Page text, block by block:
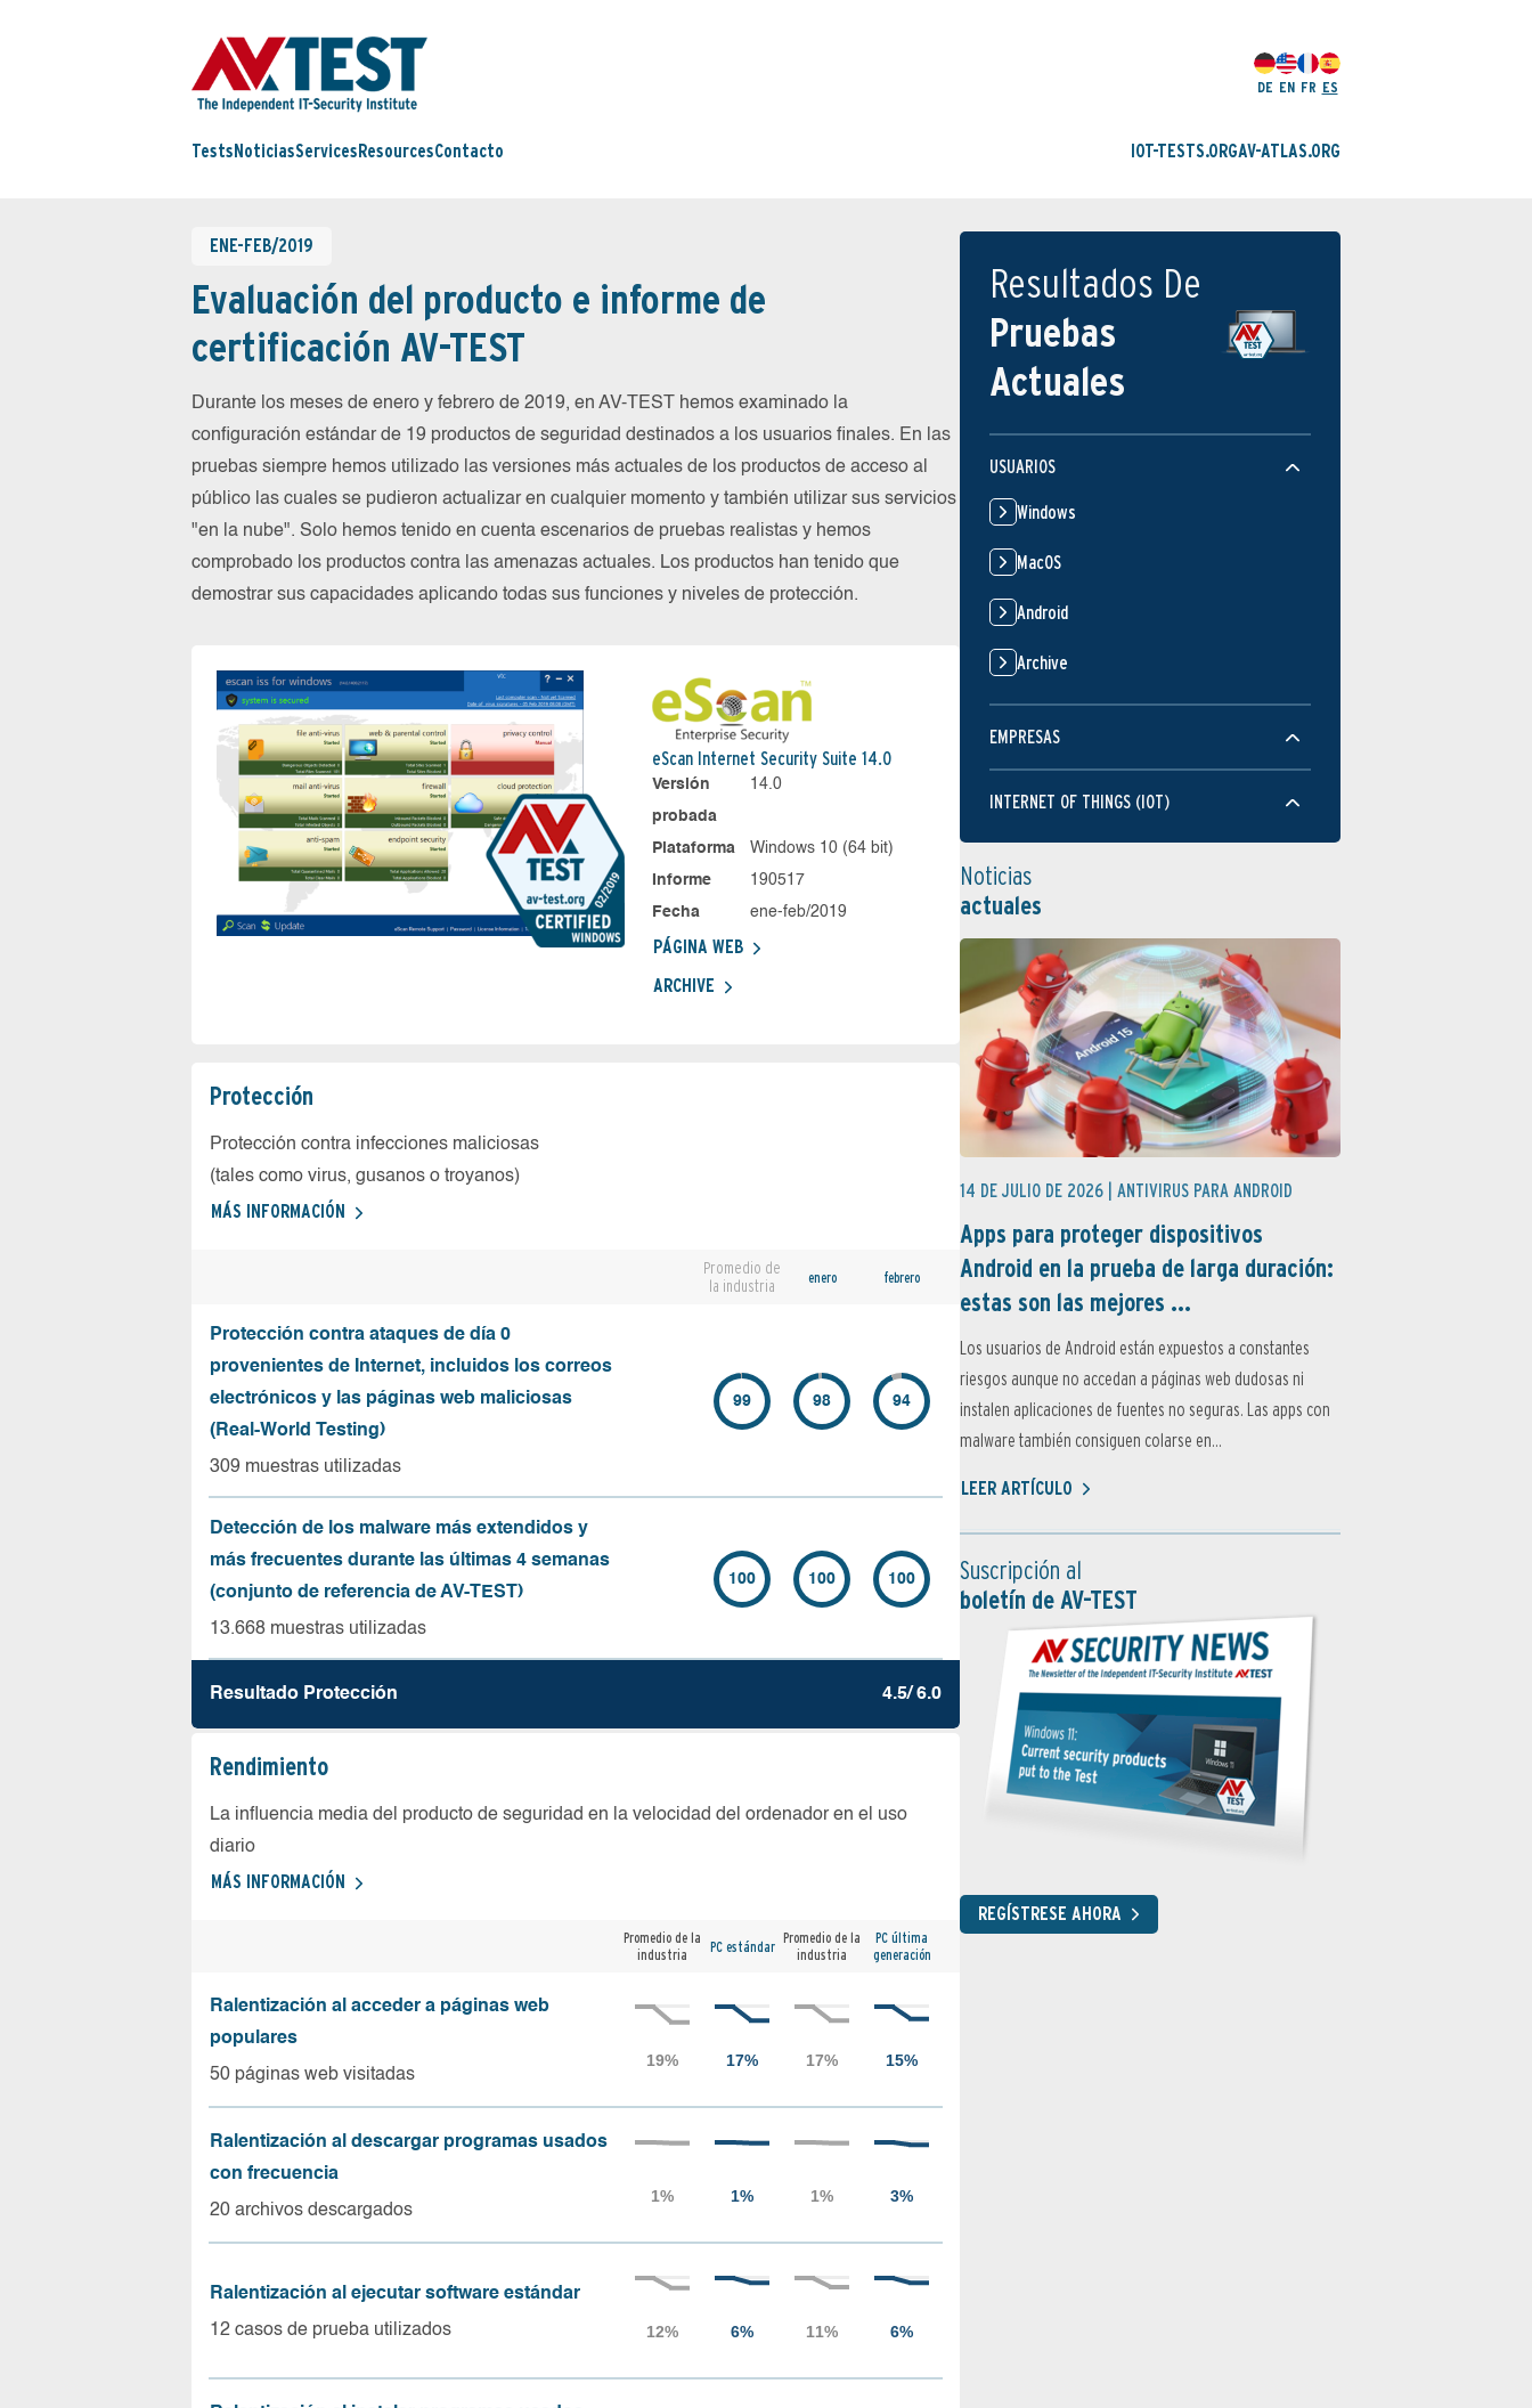
DE EN FR ES
Tests NoticiasServices ResourcesContacto IOT-TESTS.ORGAV-ATLAS.ORG
ENE-FEB/2019
Evaluación del producto e informe de
certificación AV-TEST
Durante los meses de enero y febrero de 2019, en AV-TEST hemos examinado la
configuración estándar de 19 productos de seguridad destinados a los usuarios finales. En las
pruebas siempre hemos utilizado las versiones más actuales de los productos de acceso al
público las cuales se pudieron actualizar en cualquier momento y también utilizar sus servicios
"en la nube". Solo hemos tenido en cuenta escenarios de pruebas realistas y hemos
comprobado los productos contra las amenazas actuales. Los productos han tenido que
demostrar sus capacidades aplicando todas sus funciones y niveles de protección.
eScan Internet Security Suite 14.0
Versión
probada
14.0
Plataforma
Windows 10 (64 bit)
Informe
190517
Fecha
ene-feb/2019
PÁGINA WEB
ARCHIVE
Protección
Protección contra infecciones maliciosas
(tales como virus, gusanos o troyanos)
MÁS INFORMACIÓN
Promedio de
la industria
enero febrero
Protección contra ataques de día 0
provenientes de Internet, incluidos los correos
electrónicos y las páginas web maliciosas
(Real-World Testing)
309 muestras utilizadas
99 98 94
Detección de los malware más extendidos y
más frecuentes durante las últimas 4 semanas
(conjunto de referencia de AV-TEST)
13.668 muestras utilizadas
100 100 100
Resultado Protección 4.5/ 6.0
Rendimiento
La influencia media del producto de seguridad en la velocidad del ordenador en el uso
diario
MÁS INFORMACIÓN
Promedio de la
industria
PC estándar Promedio de la
industria
PC última
generación
Ralentización al acceder a páginas web
populares
50 páginas web visitadas
Ralentización al descargar programas usados
con frecuencia
20 archivos descargados
Ralentización al ejecutar software estándar
12 casos de prueba utilizados
Resultados De
Pruebas
Actuales
USUARIOS
Windows
MacOS
Android
Archive
EMPRESAS
INTERNET OF THINGS (IOT)
Noticias
actuales
14 DE JULIO DE 2026 | ANTIVIRUS PARA ANDROID
Apps para proteger dispositivos
Android en la prueba de larga duración:
estas son las mejores ...
Los usuarios de Android están expuestos a constantes
riesgos aunque no accedan a páginas web dudosas ni
instalen aplicaciones de fuentes no seguras. Las apps con
malware también consiguen colarse en...
LEER ARTÍCULO
Suscripción al
boletín de AV-TEST
REGÍSTRESE AHORA